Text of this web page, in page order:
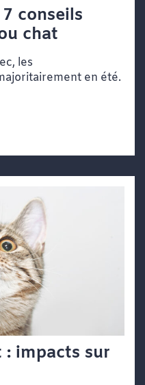
conseils
chat
les
en été.
: impacts sur